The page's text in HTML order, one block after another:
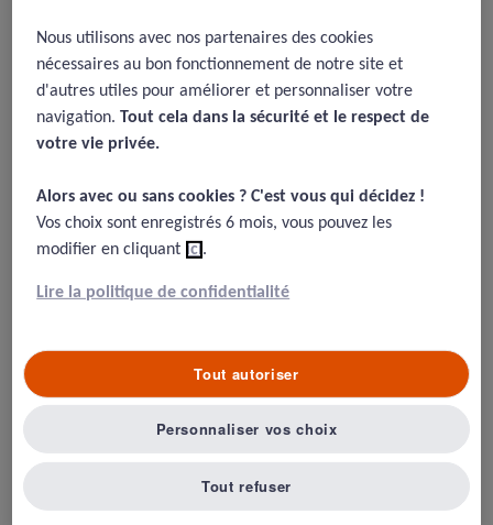
internes de signaler les mauvais
professionnels
09/05/2018
behaviours: the diffculty in knowing when and howBMJ Qual Saf
Cette équipe de Toronto part du triste constat que les
internes Canadiens sont plus souvent confrontés à des
mauvaises pratiques de leurs aînés qu’à des EIG.
Pourtant, ils ne signalent que rarement ces mauvaises
pratiques, bien moins qu’ils ne signalent les EIG (46 Vs
71%). Ce fait n’est pas isolé, ni nouveau ; il semble
Nous utilisons avec nos partenaires des cookies
nécessaires au bon fonctionnement de notre site et
d'autres utiles pour améliorer et personnaliser votre
navigation.Tout cela dans la sécurité et le respect de
votre vie privée.​
Alors avec ou sans cookies ? C'est vous qui décidez !​
Vos choix sont enregistrés 6 mois, vous pouvez les
modifier en cliquant ici.
Lire la politique de confidentialité
Tout refuser
Tout autoriser
Personnaliser vos choix